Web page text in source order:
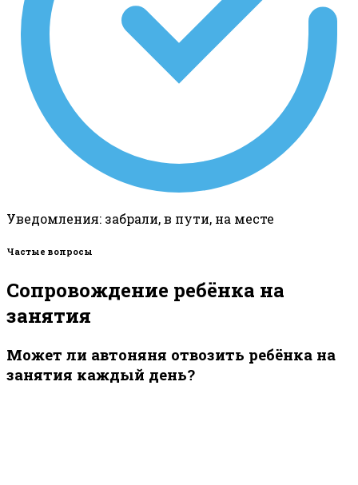
Уведомления: забрали, в пути, на месте
Частые вопросы
Сопровождение ребёнка на
занятия
Может ли автоняня отвозить ребёнка на
занятия каждый день?